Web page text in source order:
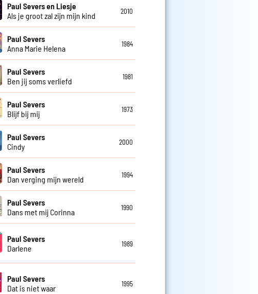
Paul Severs en Liesje
Als je groot zal zijn mijn kind
2010
Paul Severs
Anna Marie Helena
1984
Paul Severs
Ben jij soms verliefd
1981
Paul Severs
Blijf bij mij
1973
Paul Severs
Cindy
2000
Paul Severs
Dan verging mijn wereld
1994
Paul Severs
Dans met mij Corinna
1990
Paul Severs
Darlene
1989
Paul Severs
Dat is niet waar
1995